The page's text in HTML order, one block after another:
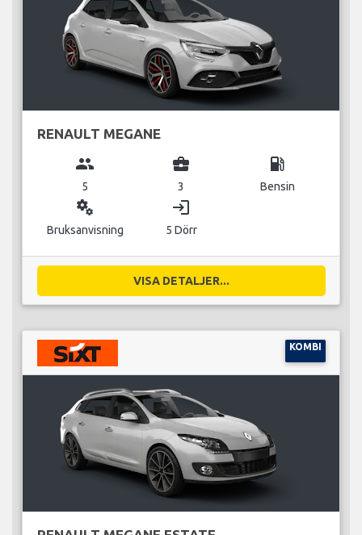
RENAULT MEGANE
group
5
business_center
3
local_gas_station
Bensin
miscellaneous_services
Bruksanvisning
login
5 Dörr
VISA DETALJER...
KOMBI